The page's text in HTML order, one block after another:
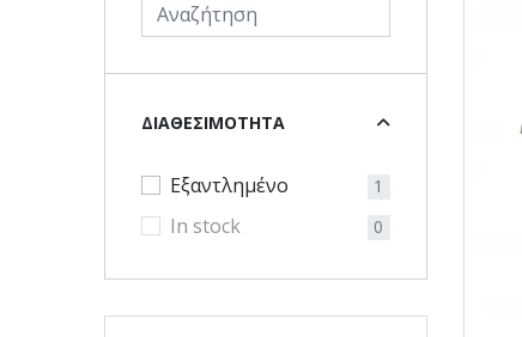
ΔΙΑΘΕΣΙΜΌΤΗΤΑ
Εξαντλημένο 1
In stock 0